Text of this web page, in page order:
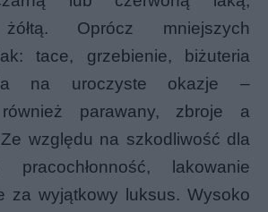
Oprócz mniejszych
tace, grzebienie, biżuteria
na uroczyste okazje –
parawany, zbroje a
względu na szkodliwość dla
lakowanie
za wyjątkowy luksus. Wysoko